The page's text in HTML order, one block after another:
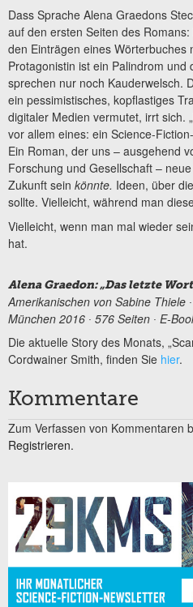
Dass Sprache Alena Graedons
auf den ersten Seiten des
den Einträgen eines
Protagonistin ist ein Palindrom und
sprechen nur noch Kauderwelsch.
ein pessimistisches, kopflastiges
digitaler Medien vermutet, irrt sich.
vor allem eines: ein Science-
Ein Roman, der uns – ausgehend
Forschung und Gesellschaft –
Zukunft sein könnte. Ideen, über
sollte. Vielleicht, während man
Vielleicht, wenn man mal wieder
hat.
Alena Graedon: „Das letzte
Amerikanischen von Sabine Thiele
München 2016 ∙ 576 Seiten ∙ E-
Die aktuelle Story des Monats,
Cordwainer Smith, finden Sie hier.
Kommentare
Zum Verfassen von Kommentaren
Registrieren.